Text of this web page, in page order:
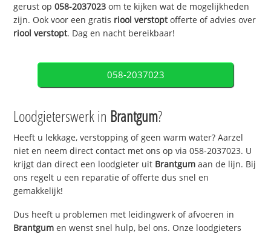
gerust op058-2037023 om te kijken wat de mogelijkheden
zijn. Ook voor een gratis riool verstoptofferte of advies over
riool verstopt. Dag en nacht bereikbaar!
058-2037023
Loodgieterswerk in Brantgum?
Heeft u lekkage, verstopping of geen warm water? Aarzel
niet en neem direct contact met ons op via 058-2037023. U
krijgt dan direct een loodgieter uit Brantgum aan de lijn. Bij
ons regelt u een reparatie of offerte dus snel en
gemakkelijk!
Dus heeft u problemen met leidingwerk of afvoeren in
Brantgum en wenst snel hulp, bel ons. Onze loodgieters